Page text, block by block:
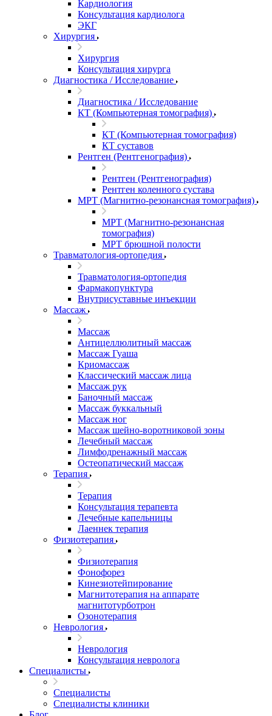
Кардиология
Консультация кардиолога
ЭКГ
Хирургия
Хирургия
Консультация хирурга
Диагностика / Исследование
Диагностика / Исследование
КТ (Компьютерная томография)
КТ (Компьютерная томография)
КТ суставов
Рентген (Рентгенография)
Рентген (Рентгенография)
Рентген коленного сустава
МРТ (Магнитно-резонансная томография)
МРТ (Магнитно-резонансная
томография)
МРТ брюшной полости
Травматология-ортопедия
Травматология-ортопедия
Фармакопунктура
Внутрисуставные инъекции
Массаж
Массаж
Антицеллюлитный массаж
Массаж Гуаша
Криомассаж
Классический массаж лица
Массаж рук
Баночный массаж
Массаж буккальный
Массаж ног
Массаж шейно-воротниковой зоны
Лечебный массаж
Лимфодренажный массаж
Остеопатический массаж
Терапия
Терапия
Консультация терапевта
Лечебные капельницы
Лаеннек терапия
Физиотерапия
Физиотерапия
Фонофорез
Кинезиотейпирование
Магнитотерапия на аппарате
магнитотурботрон
Озонотерапия
Неврология
Неврология
Консультация невролога
Специалисты
Специалисты
Специалисты клиники